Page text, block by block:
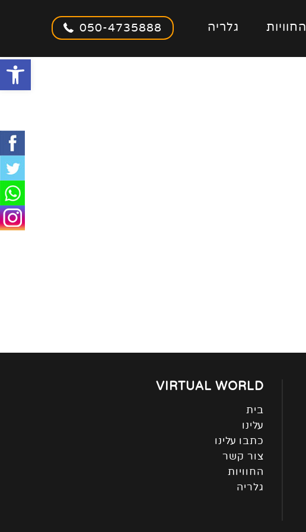
החוויות גלריה 050-4735888
VIRTUAL WORLD
בית
עלינו
כתבו עלינו
צור קשר
החוויות
גלריה